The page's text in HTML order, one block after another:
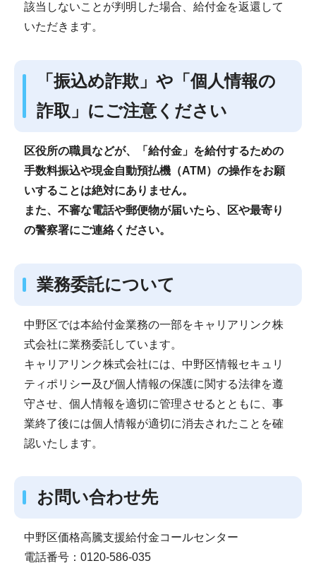
該当しないことが判明した場合、給付金を返還して
いただきます。
「振込め詐欺」や「個人情報の
詐取」にご注意ください
区役所の職員などが、「給付金」を給付するための
手数料振込や現金自動預払機（ATM）の操作をお願
いすることは絶対にありません。
また、不審な電話や郵便物が届いたら、区や最寄り
の警察署にご連絡ください。
業務委託について
中野区では本給付金業務の一部をキャリアリンク株
式会社に業務委託しています。
キャリアリンク株式会社には、中野区情報セキュリ
ティポリシー及び個人情報の保護に関する法律を遵
守させ、個人情報を適切に管理させるとともに、事
業終了後には個人情報が適切に消去されたことを確
認いたします。
お問い合わせ先
中野区価格高騰支援給付金コールセンター
電話番号：0120-586-035